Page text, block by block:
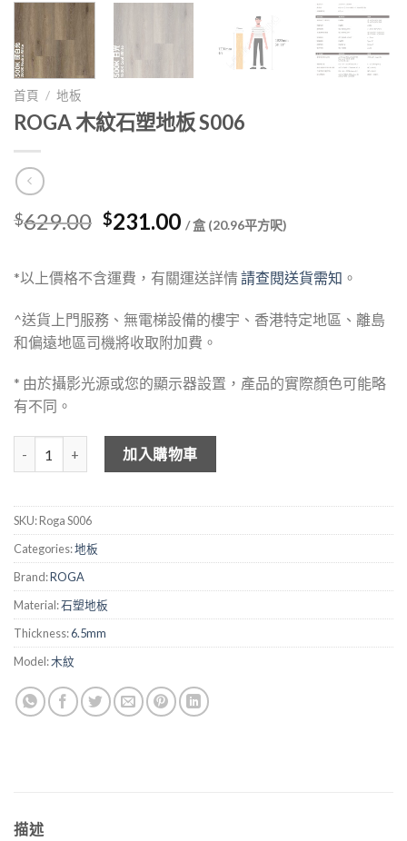
首頁 / 地板
ROGA 木紋石塑地板 S006
$629.00 Original
$629.00.
$231.00Current
$231.00.
/ 盒 (20.96平方呎)
*以上價格不含運費，有關運送詳情請查閱送貨需知 。
^送貨上門服務、無電梯設備的樓宇、香港特定地區、離島
和偏遠地區司機將收取附加費。
* 由於攝影光源或您的顯示器設置，產品的實際顏色可能略
有不同。
ROGA 木紋石塑地板 S006 數量
加入購物車
SKU:Roga S006
Categories:地板
Brand:ROGA
Material:石塑地板
Thickness:6.5mm
Model:木紋
描述